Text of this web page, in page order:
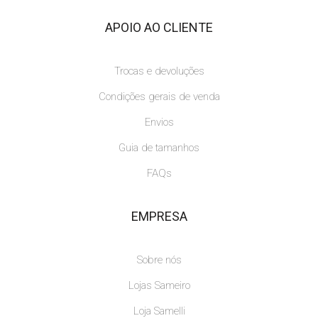
APOIO AO CLIENTE
Trocas e devoluções
Condições gerais de venda
Envios
Guia de tamanhos
FAQs
EMPRESA
Sobre nós
Lojas Sameiro
Loja Samelli